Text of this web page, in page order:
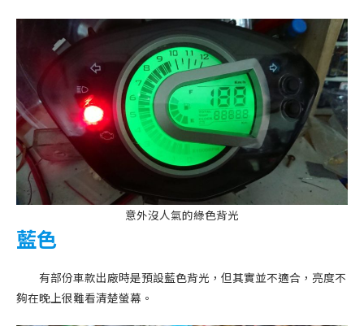
意外沒人氣的綠色背光
藍色
有部份車款出廠時是預設藍色背光，但其實並不適合，亮度不
夠在晚上很難看清楚螢幕。